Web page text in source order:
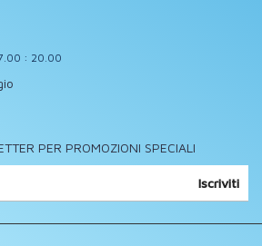
: 20.00
PER PROMOZIONI SPECIALI
Iscriviti